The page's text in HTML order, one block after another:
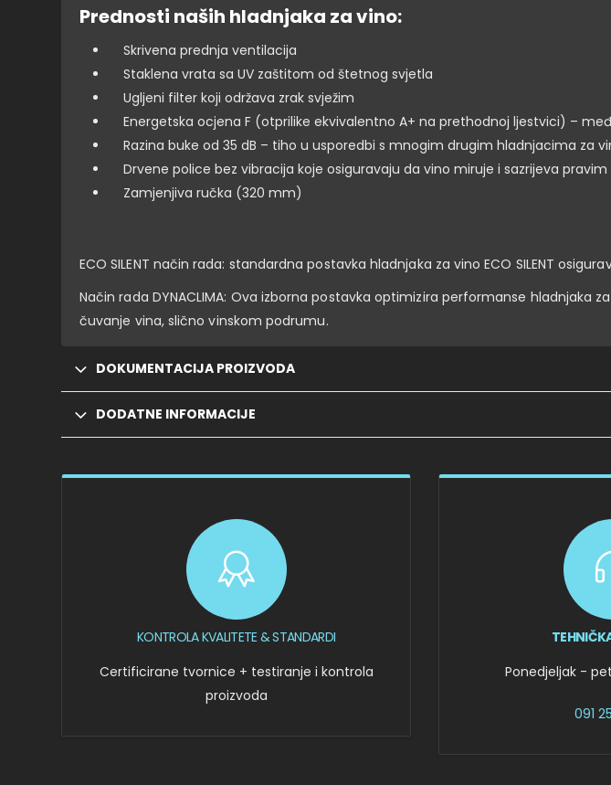
Prednosti naših hladnjaka za vino:
Skrivena prednja ventilacija
Staklena vrata sa UV zaštitom od štetnog svjetla
Ugljeni filter koji održava zrak svježim
Energetska ocjena F (otprilike ekvivalentno A+ na prethodnoj ljestvici) –
Razina buke od 35 dB – tiho u usporedbi s mnogim drugim hladnjacima za
Drvene police bez vibracija koje osiguravaju da vino miruje i sazrijeva
Zamjenjiva ručka (320 mm)
ECO SILENT način rada: standardna postavka hladnjaka za vino ECO SILENT
Način rada DYNACLIMA: Ova izborna postavka optimizira performanse
čuvanje vina, slično vinskom podrumu.
DOKUMENTACIJA PROIZVODA
DODATNE INFORMACIJE
KONTROLA KVALITETE & STANDARDI
Certificirane tvornice + testiranje i kontrola
proizvoda
Ponedjeljak -
091